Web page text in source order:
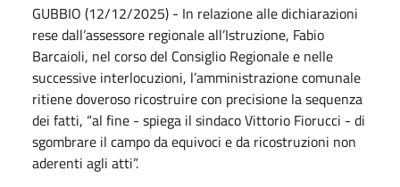
GUBBIO (12/12/2025) - In relazione alle dichiarazioni
rese dall’assessore regionale all’Istruzione, Fabio
Barcaioli, nel corso del Consiglio Regionale e nelle
successive interlocuzioni, l’amministrazione comunale
ritiene doveroso ricostruire con precisione la sequenza
dei fatti, “al fine - spiega il sindaco Vittorio Fiorucci - di
sgombrare il campo da equivoci e da ricostruzioni non
aderenti agli atti”.